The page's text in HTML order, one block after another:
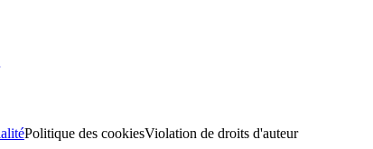
Politique des cookiesViolation de droits d'auteur